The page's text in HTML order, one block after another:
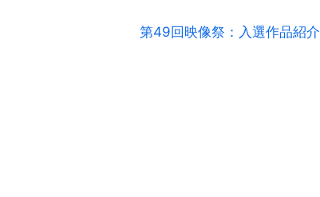
第49回映像祭：入選作品紹介